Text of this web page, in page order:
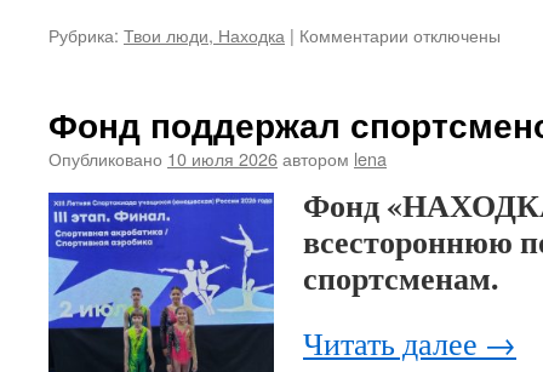
Рубрика: Твои люди, Находка | Комментарии котключены
Фонд поддержал
Опубликовано 10 июля 2026автором lena
Фонд
всестороннюю
спортсменам.
Читать далее →